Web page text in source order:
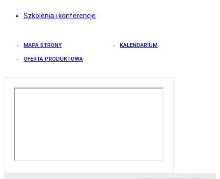
Szkolenia i konferencje
MAPA STRONY KALENDARIUM
OFERTA PRODUKTOWA